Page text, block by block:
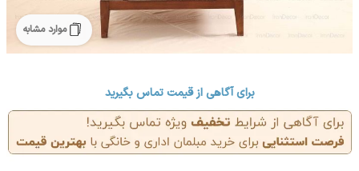
موارد مشابه
برای آگاهی از قیمت تماس بگیرید